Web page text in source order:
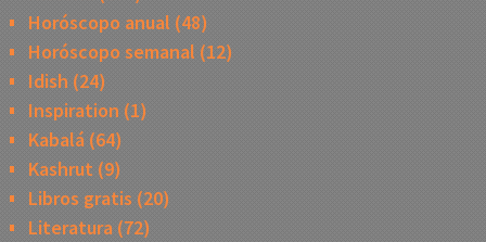
Horóscopo anual (48)
Horóscopo semanal (12)
Idish (24)
Inspiration (1)
Kabalá(64)
Kashrut (9)
Libros gratis (20)
Literatura(72)